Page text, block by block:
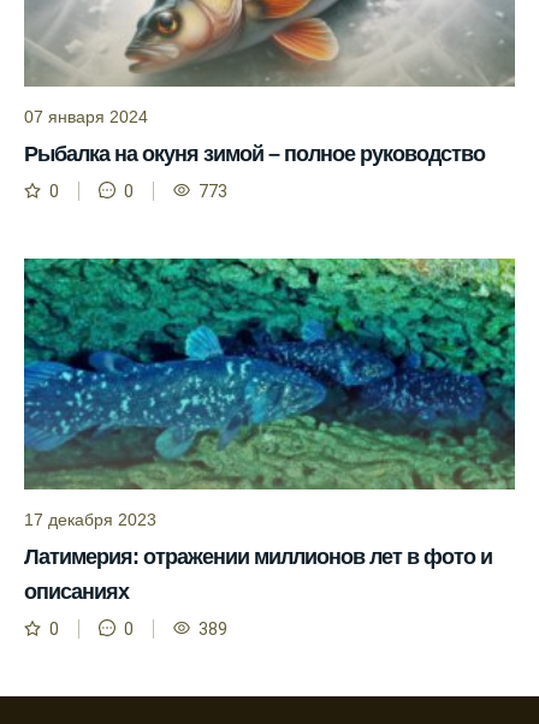
лучшие условия для успешной рыбалки.
Календарь рыболова включает в себя
прогнозы клева на разные дни года.
предоставляет подробную информацию о
фазах луны и их влиянии на активность
Прогноз клева учитывает погодные
условия и фазы луны для более точных
результатов.
Сегодня у меня был успешный клев, и это
благодаря прогнозу.
Прогноз клева на сайте всегда актуален и
помогает мне выбирать лучшие дни для
рыбалки в Москве и области.
знаю, когда клюет рыба.
ловли предоставляет точные прогнозы
07 января 2024
Рыбалка на окуня зимой – полное руководство
0 0 773
17 декабря 2023
Латимерия: отражении миллионов лет в фото и
описаниях
0 0 389